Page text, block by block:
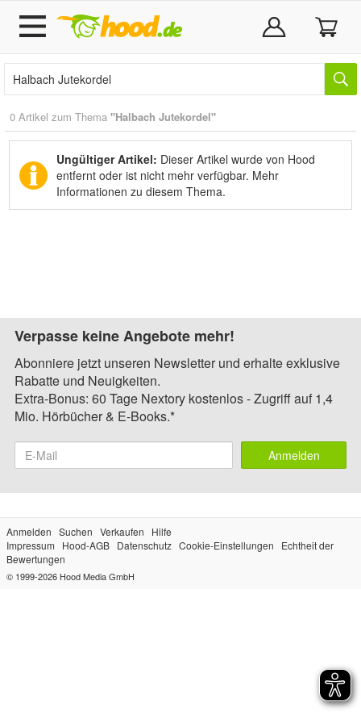
0 Artikel zum Thema "Halbach Jutekordel"
Ungültiger Artikel: Dieser Artikel wurde von Hood
entfernt oder ist nicht mehr verfügbar. Mehr
Informationen zu diesem Thema.
Verpasse keine Angebote mehr!
Abonniere jetzt unseren Newsletter und erhalte exklusive
Rabatte und Neuigkeiten.
Extra-Bonus: 60 Tage Nextory kostenlos - Zugriff auf 1,4
Mio. Hörbücher & E-Books.*
Anmelden
Anmelden Suchen Verkaufen
Hilfe
Impressum
Hood-AGB Datenschutz Cookie-Einstellungen
Echtheit der
Bewertungen
© 1999-2026 Hood Media GmbH